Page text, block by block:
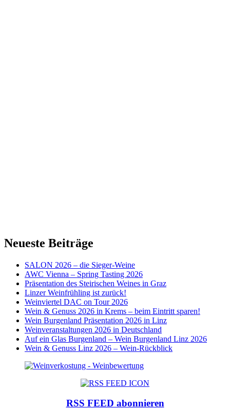
Neueste Beiträge
SALON 2026 – die Sieger-Weine
AWC Vienna – Spring Tasting 2026
Präsentation des Steirischen Weines in Graz
Linzer Weinfrühling ist zurück!
Weinviertel DAC on Tour 2026
Wein & Genuss 2026 in Krems – beim Eintritt sparen!
Wein Burgenland Präsentation 2026 in Linz
Weinveranstaltungen 2026 in Deutschland
Auf ein Glas Burgenland – Wein Burgenland Linz 2026
Wein & Genuss Linz 2026 – Wein-Rückblick
RSS FEED abonnieren